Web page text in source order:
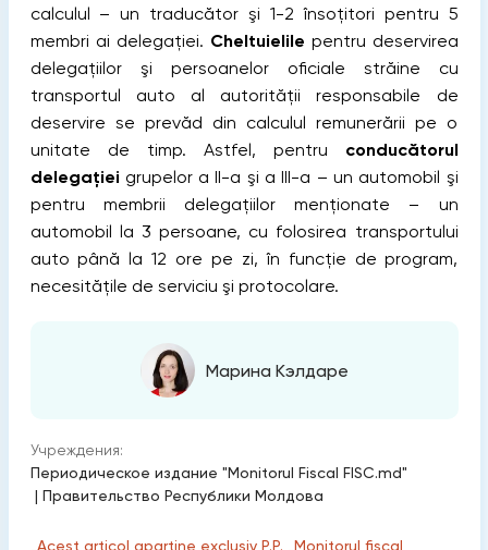
calculul – un traducător şi 1-2 însoţitori pentru 5
membri ai delegaţiei. Cheltuielile pentru deservirea
delegaţiilor şi persoanelor oficiale străine cu
transportul auto al autorităţii responsabile de
deservire se prevăd din calculul remunerării pe o
unitate de timp. Astfel, pentru conducătorul
delegaţiei grupelor a II-a şi a III-a – un automobil şi
pentru membrii delegaţiilor menţionate – un
automobil la 3 persoane, cu folosirea transportului
auto până la 12 ore pe zi, în funcţie de program,
necesităţile de serviciu şi protocolare.
Марина Кэлдаре
Учреждения:
Периодическое издание "Monitorul Fiscal FISC.md"
| Правительство Республики Молдова
„Acest articol aparține exclusiv P.P. „Monitorul fiscal